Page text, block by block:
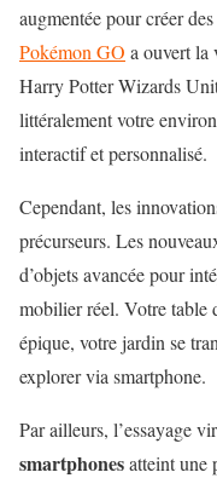
augmentée pour créer
Pokémon GO a ouvert la
Harry Potter Wizards
littéralement votre
interactif et personnalisé.
Cependant, les
précurseurs. Les
d’objets avancée pour
mobilier réel. Votre table
épique, votre jardin se
explorer via smartphone.
Par ailleurs, l’essayage
smartphonesatteint une